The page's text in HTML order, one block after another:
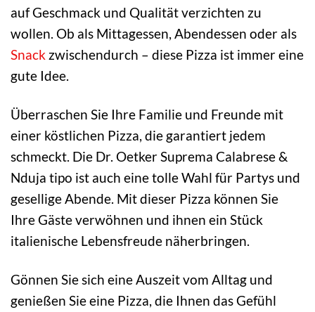
auf Geschmack und Qualität verzichten zu
wollen. Ob als Mittagessen, Abendessen oder als
Snack zwischendurch – diese Pizza ist immer eine
gute Idee.
Überraschen Sie Ihre Familie und Freunde mit
einer köstlichen Pizza, die garantiert jedem
schmeckt. Die Dr. Oetker Suprema Calabrese &
Nduja tipo ist auch eine tolle Wahl für Partys und
gesellige Abende. Mit dieser Pizza können Sie
Ihre Gäste verwöhnen und ihnen ein Stück
italienische Lebensfreude näherbringen.
Gönnen Sie sich eine Auszeit vom Alltag und
genießen Sie eine Pizza, die Ihnen das Gefühl